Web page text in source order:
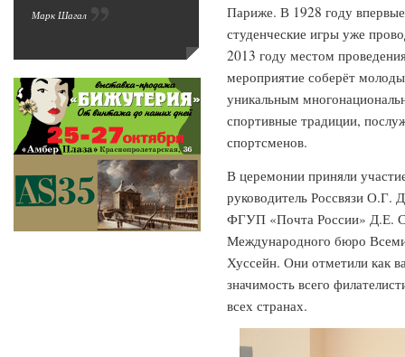
Париже. В 1928 году
студенческие игры уже
2013 году местом
мероприятие соберёт
уникальным
спортивные традиции,
спортсменов.
В церемонии приняли
руководитель Россвязи О.Г.
ФГУП «Почта России» Д.Е.
Международного бюро
Хуссейн. Они отметили как
значимость всего
всех странах.
Марк Шагал